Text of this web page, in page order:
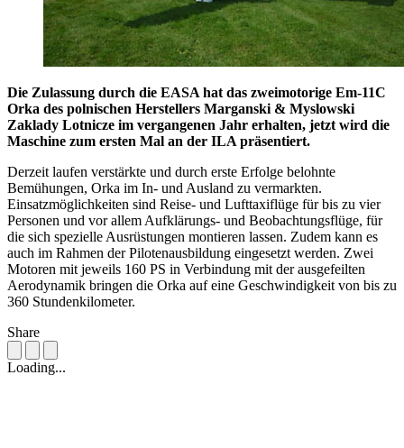
Die Zulassung durch die EASA hat das zweimotorige Em-11C
Orka des polnischen Herstellers Marganski & Myslowski
Zaklady Lotnicze im vergangenen Jahr erhalten, jetzt wird die
Maschine zum ersten Mal an der ILA präsentiert.
Derzeit laufen verstärkte und durch erste Erfolge belohnte
Bemühungen, Orka im In- und Ausland zu vermarkten.
Einsatzmöglichkeiten sind Reise- und Lufttaxiflüge für bis zu vier
Personen und vor allem Aufklärungs- und Beobachtungsflüge, für
die sich spezielle Ausrüstungen montieren lassen. Zudem kann es
auch im Rahmen der Pilotenausbildung eingesetzt werden. Zwei
Motoren mit jeweils 160 PS in Verbindung mit der ausgefeilten
Aerodynamik bringen die Orka auf eine Geschwindigkeit von bis zu
360 Stundenkilometer.
Share
Loading...